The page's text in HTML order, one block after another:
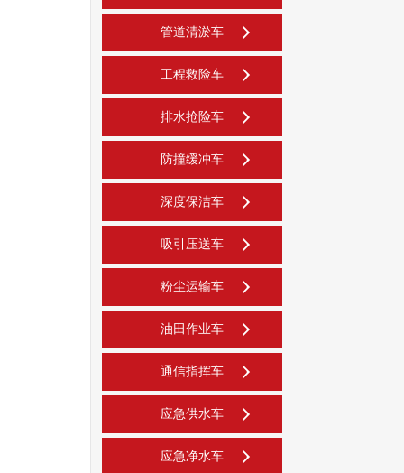
管道清淤车
工程救险车
排水抢险车
防撞缓冲车
深度保洁车
吸引压送车
粉尘运输车
油田作业车
通信指挥车
应急供水车
应急净水车